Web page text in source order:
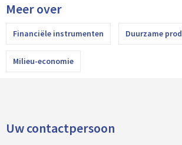
Meer over
Financiële instrumenten Duurzame
Milieu-economie
Uw contactpersoon